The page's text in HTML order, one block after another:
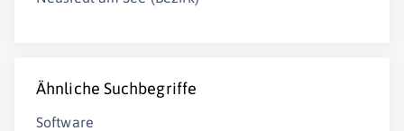
Ähnliche Suchbegriffe
Software